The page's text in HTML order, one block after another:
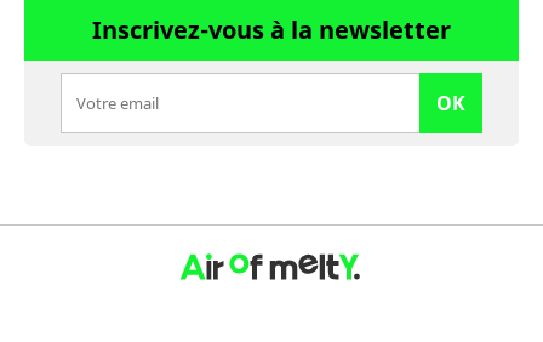
Inscrivez-vous à la newsletter
OK